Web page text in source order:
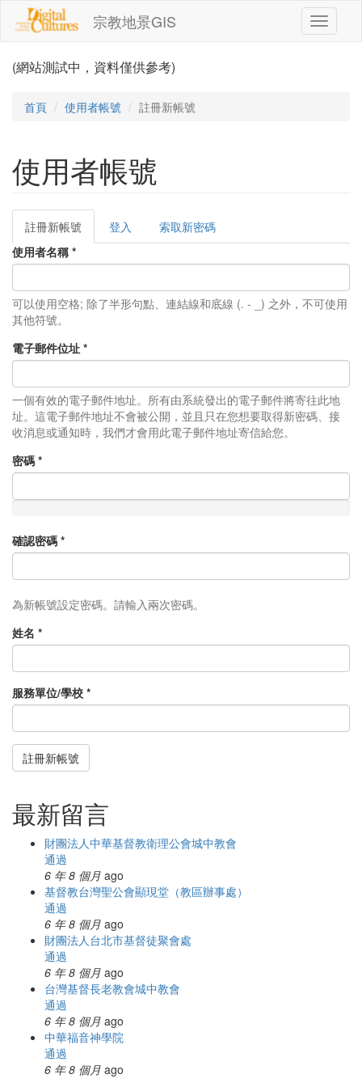
移至主內容
宗教地景GIS
Toggle
(網站測試中，資料僅供參考)
首頁 使用者帳號 註冊新帳號
使用者帳號
主要索引標籤
註冊新帳號
籤)
登入
索取新密碼
使用者名稱 *
可以使用空格; 除了半形句點、連結線和底線 (. - _) 之外，不可使用
其他符號。
電子郵件位址 *
一個有效的電子郵件地址。所有由系統發出的電子郵件將寄往此地
址。這電子郵件地址不會被公開，並且只在您想要取得新密碼、接
收消息或通知時，我們才會用此電子郵件地址寄信給您。
密碼 *
確認密碼 *
為新帳號設定密碼。請輸入兩次密碼。
姓名 *
服務單位/學校 *
註冊新帳號
最新留言
財團法人中華基督教衛理公會城中教會
通過
6 年 8 個月 ago
基督教台灣聖公會顯現堂（教區辦事處）
通過
6 年 8 個月 ago
財團法人台北市基督徒聚會處
通過
6 年 8 個月 ago
台灣基督長老教會城中教會
通過
6 年 8 個月 ago
中華福音神學院
通過
6 年 8 個月 ago